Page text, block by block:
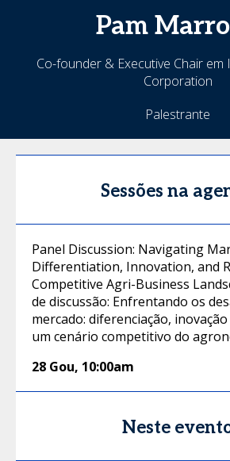
Pam
Co-founder & Executive Chair em
Corporation
Palestrante
Sessões na
Panel Discussion: Navigating
Differentiation, Innovation, and
Competitive Agri-Business
de discussão: Enfrentando os
mercado: diferenciação,
um cenário competitivo do
28 Gou, 10:00am
Neste